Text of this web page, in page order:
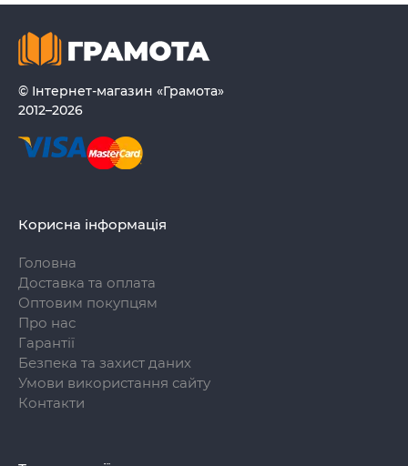
© Інтернет-магазин «Грамота»
2012–2026
Корисна інформація
Головна
Доставка та оплата
Оптовим покупцям
Про нас
Гарантії
Безпека та захист даних
Умови використання сайту
Контакти